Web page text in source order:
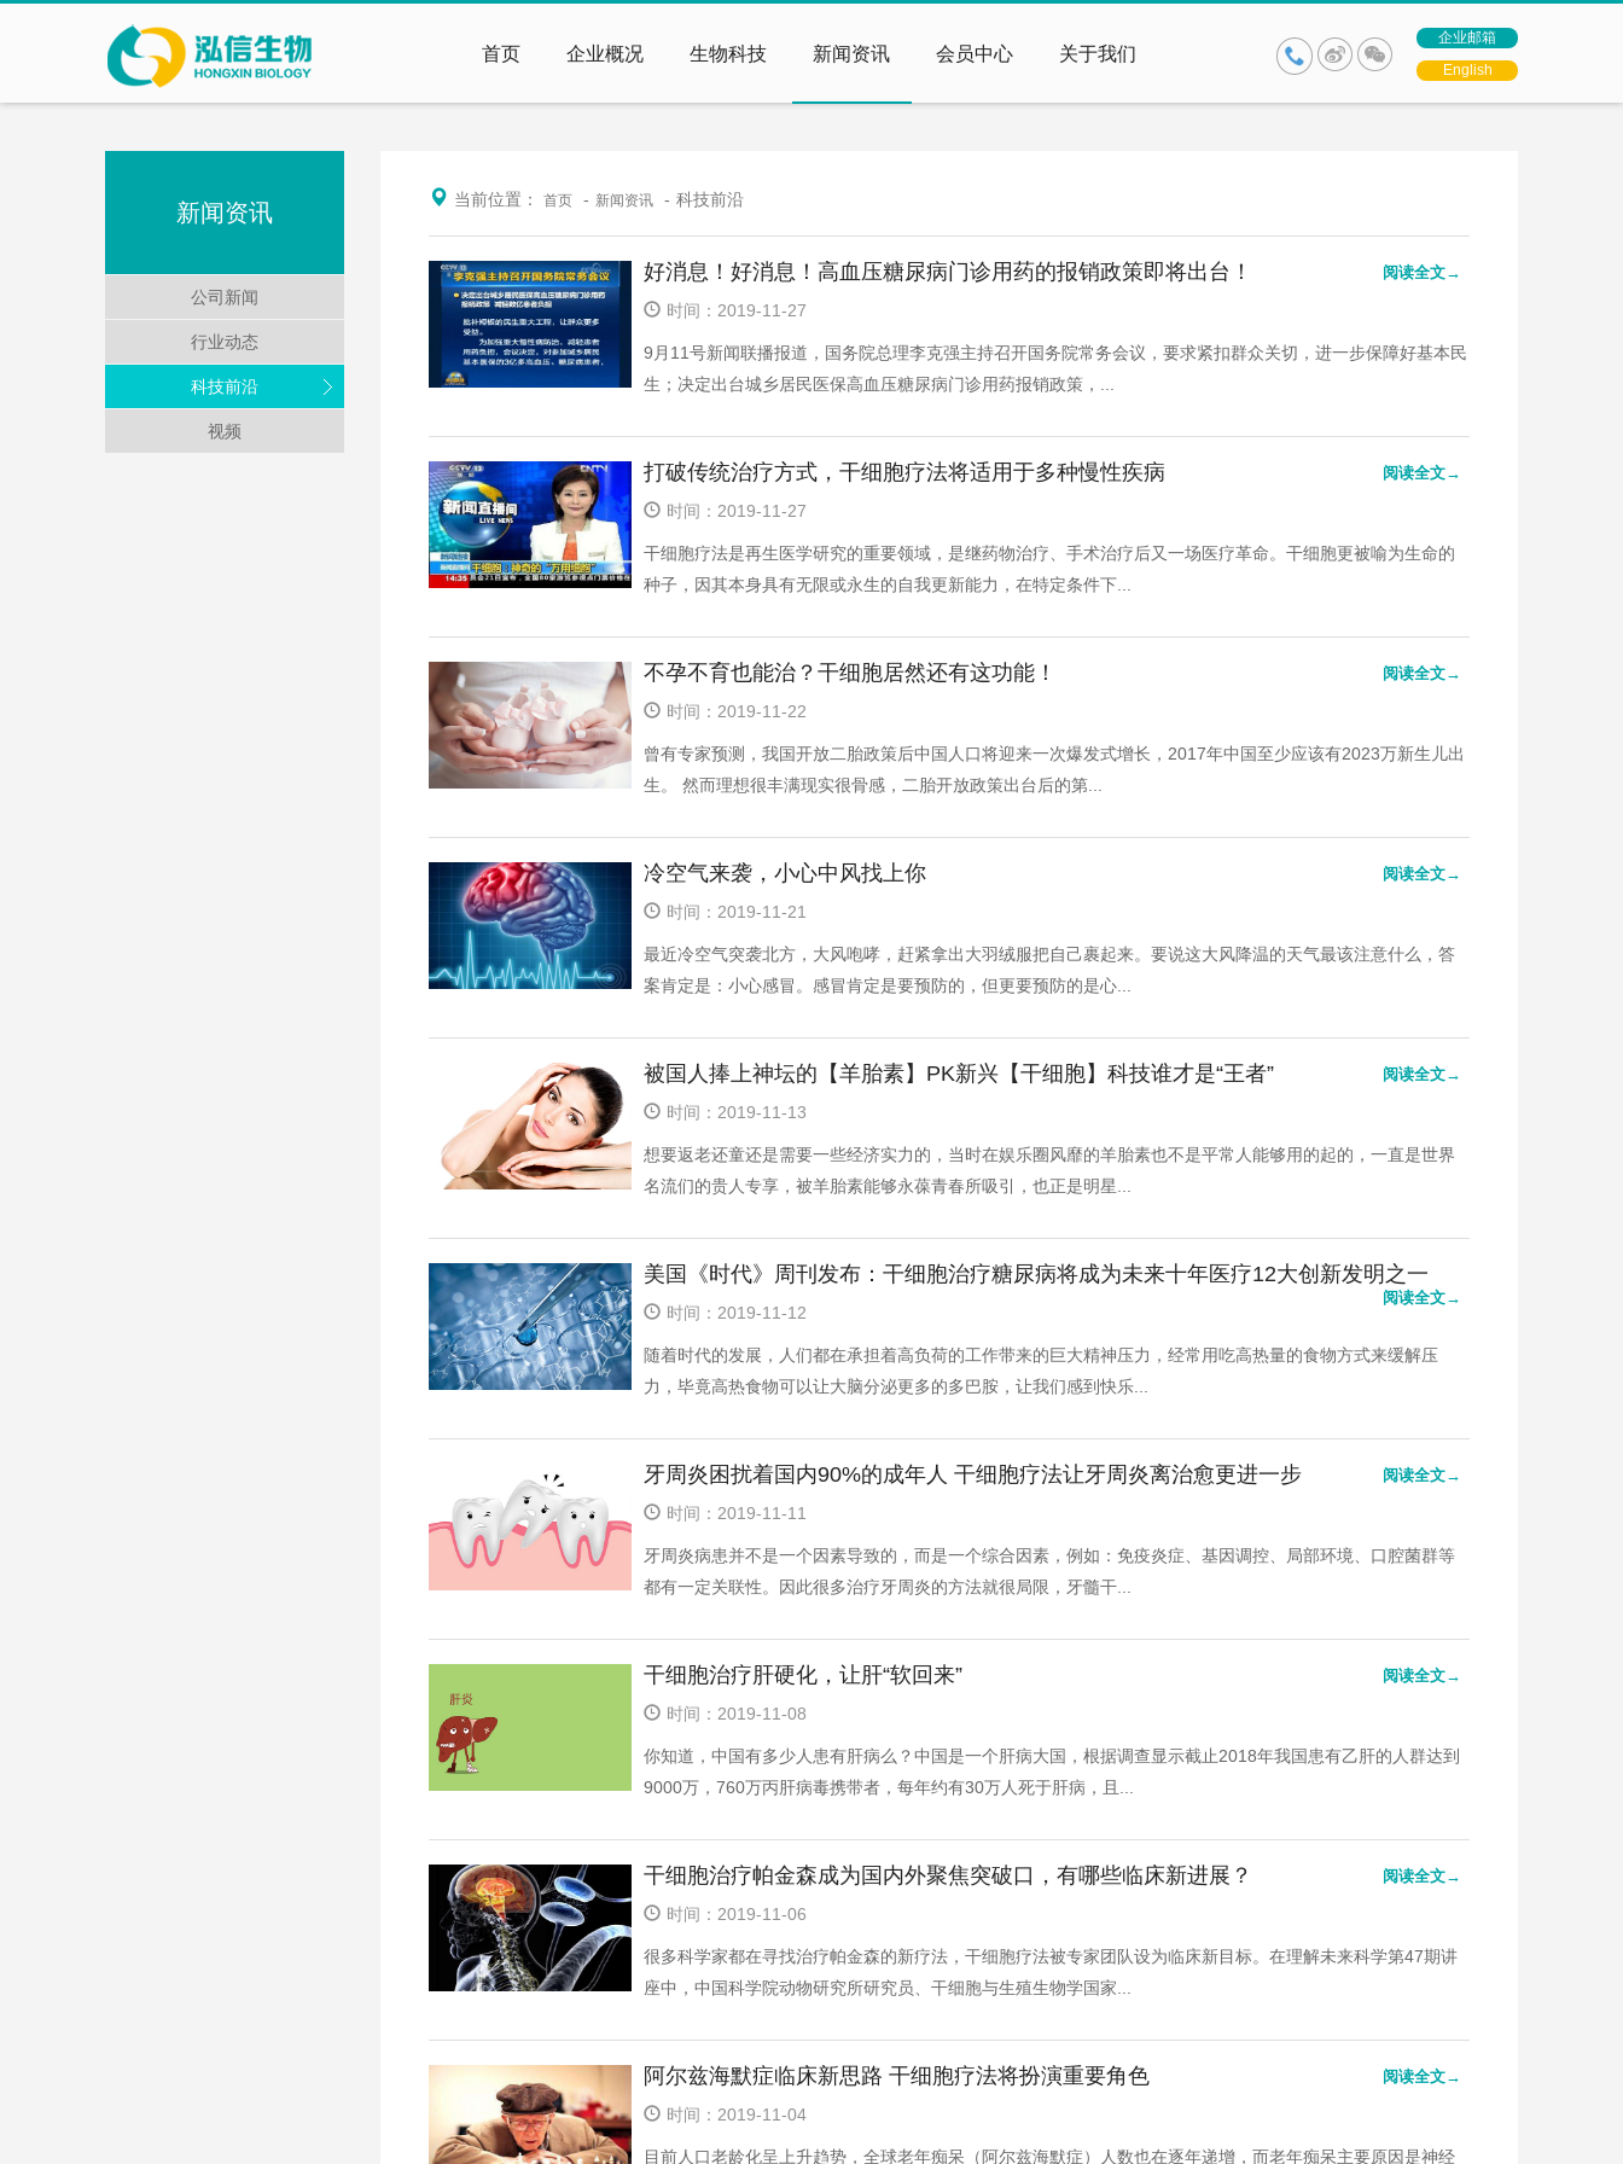
首页 企业概况 生物科技 新闻资讯 会员中心 关于我们
企业邮箱
English
新闻资讯
公司新闻
行业动态
科技前沿
视频
当前位置： 首页 新闻资讯 科技前沿
好消息！好消息！高血压糖尿病门诊用药的报销政策即将出台！ 阅读全文→
时间：2019-11-27
9月11号新闻联播报道，国务院总理李克强主持召开国务院常务会议，要求紧扣群众关切，进一步保障好基本民
生；决定出台城乡居民医保高血压糖尿病门诊用药报销政策，...
打破传统治疗方式，干细胞疗法将适用于多种慢性疾病 阅读全文→
时间：2019-11-27
干细胞疗法是再生医学研究的重要领域，是继药物治疗、手术治疗后又一场医疗革命。干细胞更被喻为生命的
种子，因其本身具有无限或永生的自我更新能力，在特定条件下...
不孕不育也能治？干细胞居然还有这功能！ 阅读全文→
时间：2019-11-22
曾有专家预测，我国开放二胎政策后中国人口将迎来一次爆发式增长，2017年中国至少应该有2023万新生儿出
生。 然而理想很丰满现实很骨感，二胎开放政策出台后的第...
冷空气来袭，小心中风找上你 阅读全文→
时间：2019-11-21
最近冷空气突袭北方，大风咆哮，赶紧拿出大羽绒服把自己裹起来。要说这大风降温的天气最该注意什么，答
案肯定是：小心感冒。感冒肯定是要预防的，但更要预防的是心...
被国人捧上神坛的【羊胎素】PK新兴【干细胞】科技谁才是“王者” 阅读全文→
时间：2019-11-13
想要返老还童还是需要一些经济实力的，当时在娱乐圈风靡的羊胎素也不是平常人能够用的起的，一直是世界
名流们的贵人专享，被羊胎素能够永葆青春所吸引，也正是明星...
美国《时代》周刊发布：干细胞治疗糖尿病将成为未来十年医疗12大创新发明之一
阅读全文→
时间：2019-11-12
随着时代的发展，人们都在承担着高负荷的工作带来的巨大精神压力，经常用吃高热量的食物方式来缓解压
力，毕竟高热食物可以让大脑分泌更多的多巴胺，让我们感到快乐...
牙周炎困扰着国内90%的成年人 干细胞疗法让牙周炎离治愈更进一步 阅读全文→
时间：2019-11-11
牙周炎病患并不是一个因素导致的，而是一个综合因素，例如：免疫炎症、基因调控、局部环境、口腔菌群等
都有一定关联性。因此很多治疗牙周炎的方法就很局限，牙髓干...
干细胞治疗肝硬化，让肝“软回来” 阅读全文→
时间：2019-11-08
你知道，中国有多少人患有肝病么？中国是一个肝病大国，根据调查显示截止2018年我国患有乙肝的人群达到
9000万，760万丙肝病毒携带者，每年约有30万人死于肝病，且...
干细胞治疗帕金森成为国内外聚焦突破口，有哪些临床新进展？ 阅读全文→
时间：2019-11-06
很多科学家都在寻找治疗帕金森的新疗法，干细胞疗法被专家团队设为临床新目标。在理解未来科学第47期讲
座中，中国科学院动物研究所研究员、干细胞与生殖生物学国家...
阿尔兹海默症临床新思路 干细胞疗法将扮演重要角色 阅读全文→
时间：2019-11-04
目前人口老龄化呈上升趋势，全球老年痴呆（阿尔兹海默症）人数也在逐年递增，而老年痴呆主要原因是神经